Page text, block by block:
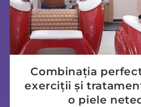
Combinația
exerciții și
o piele